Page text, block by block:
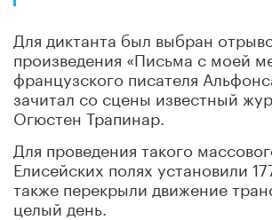
Для диктанта был выбран
произведения «Письма с моей
французского писателя
зачитал со сцены известный
Огюстен Трапинар.
Для проведения такого
Елисейских полях установили
также перекрыли движение
целый день.